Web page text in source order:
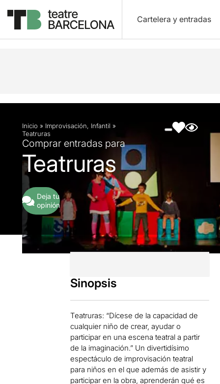
Cartelera y entradas
Descripción Ficha artística Fotos y vídeos
Inicio » Improvisación, Infantil »
Teatruras
Comprar entradas para
Teatruras
Deja tu
opinión
Sinopsis
Teatruras: “Dícese de la capacidad de
cualquier niño de crear, ayudar o
participar en una escena teatral a partir
de la imaginación.” Un divertidísimo
espectáculo de improvisación teatral
para niños en el que además de asistir y
participar en la obra, aprenderán qué es